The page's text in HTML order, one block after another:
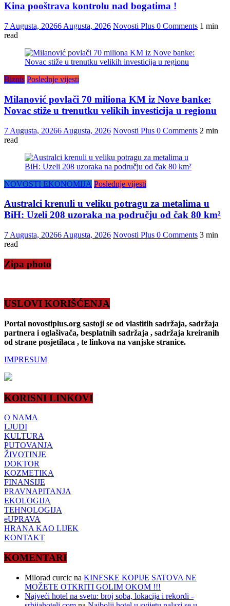
Kina pooštrava kontrolu nad bogatima !
7 Augusta, 20266 Augusta, 2026 Novosti Plus 0 Comments 1 min
read
Biznis Poslednje vijesti
Milanović povlači 70 miliona KM iz Nove banke:
Novac stiže u trenutku velikih investicija u regionu
7 Augusta, 20266 Augusta, 2026 Novosti Plus 0 Comments 2 min
read
NOVOSTI EKONOMIJA Poslednje vijesti
Australci krenuli u veliku potragu za metalima u
BiH: Uzeli 208 uzoraka na području od čak 80 km²
7 Augusta, 20266 Augusta, 2026 Novosti Plus 0 Comments 3 min
read
Zipa photo
USLOVI KORIŠĆENJA
Portal novostiplus.org sastoji se od vlastitih sadržaja, sadržaja
partnera i oglašivača, besplatnih sadržaja , sadržaja kreiranih
od strane posjetilaca , te linkova na vanjske stranice.
IMPRESUM
KORISNI LINKOVI
O NAMA
LJUDI
KULTURA
PUTOVANJA
ŽIVOTINJE
DOKTOR
KOZMETIKA
FINANSIJE
PRAVNAPITANJA
EKOLOGIJA
TEHNOLOGIJA
eUPRAVA
HRANA KAO LIJEK
KONTAKT
KOMENTARI
Milorad curcic na KINESKE KOPIJE SATOVA NE
MOŽETE OTKRITI GOLIM OKOM !!!
Najveći hotel na svetu: broj soba, lokacija i rekordi -